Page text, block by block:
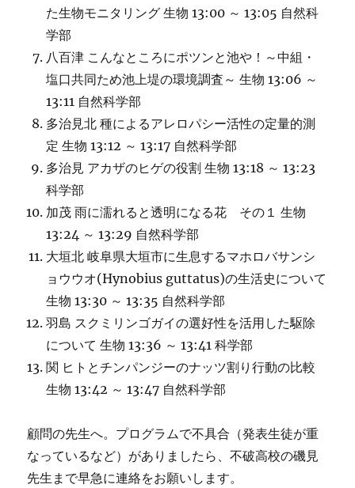
た生物モニタリング 生物 13:00 ～ 13:05 自然科
学部
八百津 こんなところにポツンと池や！～中組・
塩口共同ため池上堤の環境調査～ 生物 13:06 ～
13:11 自然科学部
多治見北 種によるアレロパシー活性の定量的測
定 生物 13:12 ～ 13:17 自然科学部
多治見 アカザのヒゲの役割 生物 13:18 ～ 13:23
科学部
加茂 雨に濡れると透明になる花 その１ 生物
13:24 ～ 13:29 自然科学部
大垣北 岐阜県大垣市に生息するマホロバサンシ
ョウウオ(Hynobius guttatus)の生活史について
生物 13:30 ～ 13:35 自然科学部
羽島 スクミリンゴガイの選好性を活用した駆除
について 生物 13:36 ～ 13:41 科学部
関 ヒトとチンパンジーのナッツ割り行動の比較
生物 13:42 ～ 13:47 自然科学部
顧問の先生へ。プログラムで不具合（発表生徒が重
なっているなど）がありましたら、不破高校の磯見
先生まで早急に連絡をお願いします。